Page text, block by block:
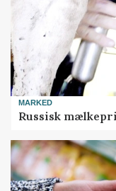
MARKED
Russisk